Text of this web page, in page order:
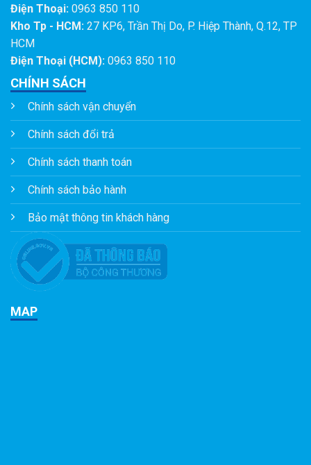
Điện Thoại: 0963 850 110
Kho Tp - HCM: 27 KP6, Trần Thị Do, P. Hiệp Thành, Q.12, TP
HCM
Điện Thoại (HCM): 0963 850 110
CHÍNH SÁCH
Chính sách vận chuyển
Chính sách đổi trả
Chính sách thanh toán
Chính sách bảo hành
Bảo mật thông tin khách hàng
MAP